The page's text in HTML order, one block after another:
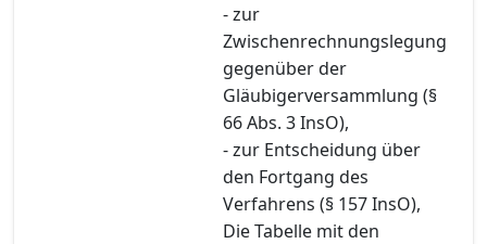
- zur
Zwischenrechnungslegung
gegenüber der
Gläubigerversammlung (§
66 Abs. 3 InsO),
- zur Entscheidung über
den Fortgang des
Verfahrens (§ 157 InsO),
Die Tabelle mit den